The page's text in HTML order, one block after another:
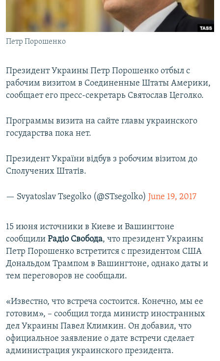
ПОБЕДИТЕЛЕЙ НЕ СУДЯТ?
КРЫМ.НЕПОКОРЕННЫЙ
ELIFBE
Все сайты RFE/RL
Петр Порошенко
Президент Украины Петр Порошенко отбыл с
рабочим визитом в Соединенные Штаты Америки,
сообщает его пресс-секретарь Святослав Цеголко.
Программы визита на сайте главы украинского
государства пока нет.
Президент України відбув з робочим візитом до
Сполучених Штатів.
— Svyatoslav Tsegolko (@STsegolko) June 19, 2017
15 июня источники в Киеве и Вашингтоне
сообщили Радіо Свобода, что президент Украины
Петр Порошенко встретится с президентом США
Дональдом Трампом в Вашингтоне, однако даты и
тем переговоров не сообщали.
«Известно, что встреча состоится. Конечно, мы ее
готовим», – сообщил тогда министр иностранных
дел Украины Павел Климкин. Он добавил, что
официальное заявление о дате встречи сделает
администрация украинского президента.